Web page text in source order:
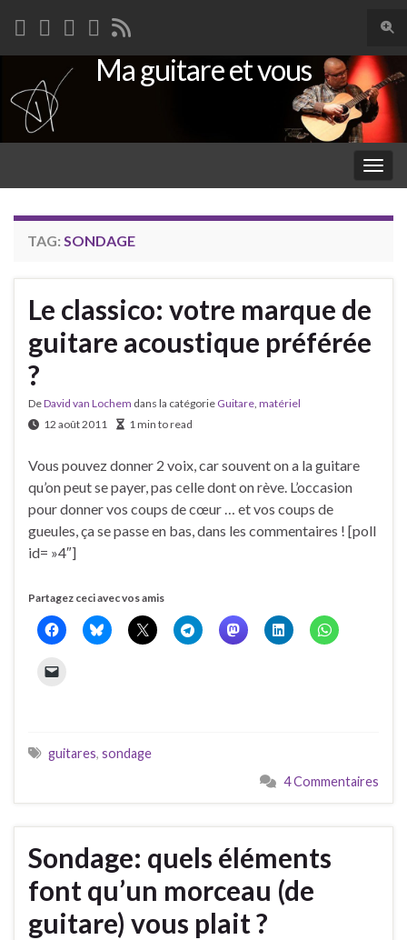
Search for:
Ma guitare et vous
TAG: SONDAGE
Le classico: votre marque de
guitare acoustique préférée
?
DeDavid van Lochem dans la catégorie Guitare matériel
12 août 2011
1 min to read
Vous pouvez donner 2 voix, car souvent on a la guitare
qu’on peut se payer, pas celle dont on rève. L’occasion
pour donner vos coups de cœur … et vos coups de
gueules, ça se passe en bas, dans les commentaires ! [poll
id= »4″]
Partagez ceci avec vos amis
guitares, sondage
4 Commentaires
Sondage: quels éléments
font qu’un morceau (de
guitare) vous plait ?